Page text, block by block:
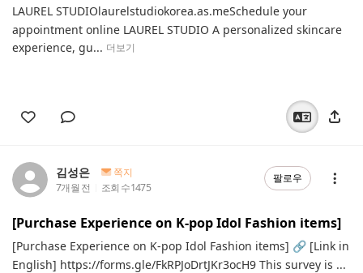
LAUREL STUDIOlaurelstudiokorea.as.meSchedule your
appointment online LAUREL STUDIO A personalized skincare
experience, gu... 더보기
김성은
쪽지
7개월 전
조회 수1475
팔로우
[Purchase Experience on K-pop Idol Fashion items]
[Purchase Experience on K-pop Idol Fashion items] 🔗 [Link in
English] https://forms.gle/FkRPJoDrtJKr3ocH9 This survey is ...